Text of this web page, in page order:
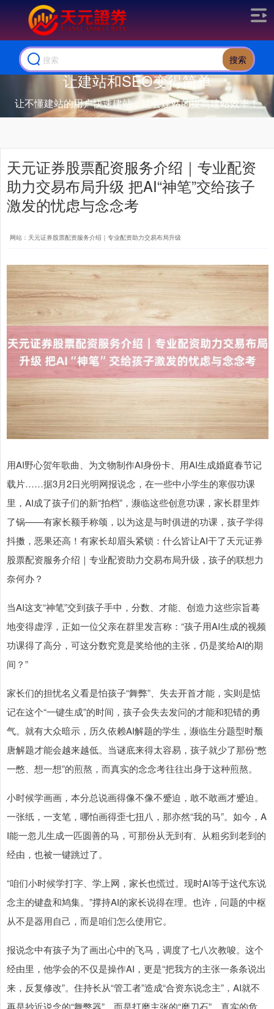
搜索
让建站和SEO变得简单
让不懂建站的用户快速建站，让会建站的提高建站效率！
天元证券股票配资服务介绍｜专业配资
助力交易布局升级 把AI“神笔”交给孩子
激发的忧虑与念念考
网站：天元证券股票配资服务介绍｜专业配资助力交易布局升级
用AI野心贺年歌曲、为文物制作AI身份卡、用AI生成婚庭春节记
载片……据3月2日光明网报说念，在一些中小学生的寒假功课
里，AI成了孩子们的新“拍档”，濒临这些创意功课，家长群里炸
了锅——有家长额手称颂，以为这是与时俱进的功课，孩子学得
抖擞，恶果还高！有家长却眉头紧锁：什么皆让AI干了天元证券
股票配资服务介绍｜专业配资助力交易布局升级，孩子的联想力
奈何办？
当AI这支“神笔”交到孩子手中，分数、才能、创造力这些宗旨蓦
地变得虚浮，正如一位父亲在群里发言称：“孩子用AI生成的视频
功课得了高分，可这分数究竟是奖给他的主张，仍是奖给AI的期
间？”
家长们的担忧名义看是怕孩子“舞弊”、失去开首才能，实则是惦
记在这个“一键生成”的时间，孩子会失去发问的才能和犯错的勇
气。就有大众暗示，历久依赖AI解题的学生，濒临生分题型时颓
唐解题才能会越来越低。当谜底来得太容易，孩子就少了那份“憋
一憋、想一想”的煎熬，而真实的念念考往往出身于这种煎熬。
小时候学画画，本分总说画得像不像不蹙迫，敢不敢画才蹙迫。
一张纸，一支笔，哪怕画得歪七扭八，那亦然“我的马”。如今，A
I能一忽儿生成一匹圆善的马，可那份从无到有、从粗劣到老到的
经由，也被一键跳过了。
“咱们小时候学打字、学上网，家长也慌过。现时AI等于这代东说
念主的键盘和鸠集。”撑持AI的家长说得在理。也许，问题的中枢
从不是器用自己，而是咱们怎么使用它。
报说念中有孩子为了画出心中的飞马，调度了七八次教唆。这个
经由里，他学会的不仅是操作AI，更是“把我方的主张一条条说出
来，反复修改”。住持长从“管工者”造成“合资东说念主”，AI就不